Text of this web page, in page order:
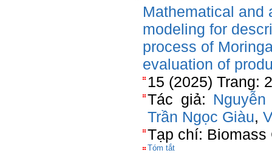
Mathematical and
modeling for
process of
evaluation of
15 (2025) Trang:
Tác giả:
Trần Ngọc Giàu,
Tạp chí: Biomass
Tóm tắt